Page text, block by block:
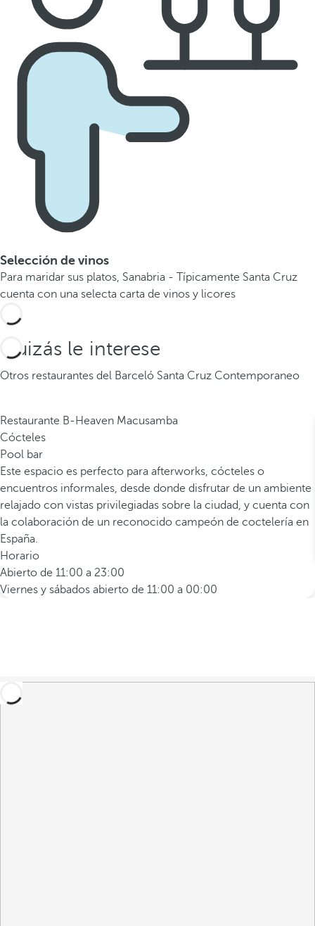
Selección de vinos
Para maridar sus platos, Sanabria - Típicamente Santa Cruz
cuenta con una selecta carta de vinos y licores
Quizás le interese
Otros restaurantes del Barceló Santa Cruz Contemporaneo
Restaurante B-Heaven Macusamba
Cócteles
Pool bar
Este espacio es perfecto para afterworks, cócteles o
encuentros informales, desde donde disfrutar de un ambiente
relajado con vistas privilegiadas sobre la ciudad, y cuenta con
la colaboración de un reconocido campeón de coctelería en
España.
Horario
Abierto de 11:00 a 23:00
Viernes y sábados abierto de 11:00 a 00:00